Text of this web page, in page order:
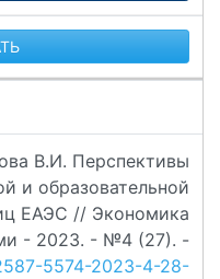
В.И. Перспективы
и образовательной
ЕАЭС // Экономика
- 2023. - №4 (27). -
5574-2023-4-28-